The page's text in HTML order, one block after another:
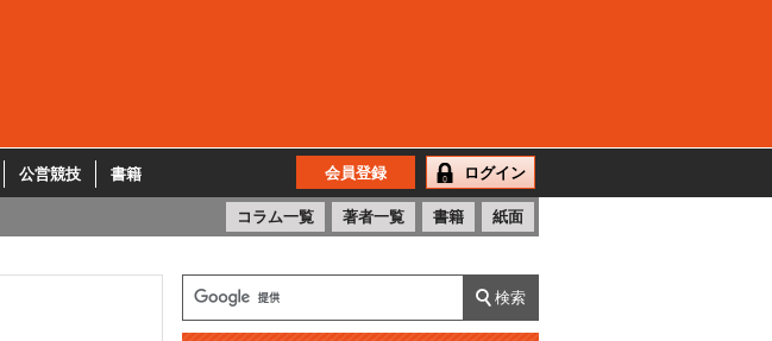
公営競技 書籍 会員登録 ログイン
コラム一覧 著者一覧 書籍 紙面